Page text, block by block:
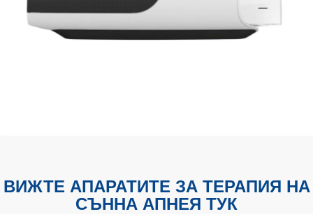
ВИЖТЕ АПАРАТИТЕ ЗА ТЕРАПИЯ НА
СЪННА АПНЕЯ ТУК